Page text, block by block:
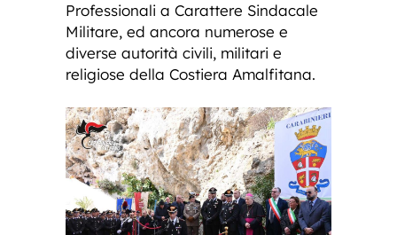
Professionali a Carattere Sindacale
Militare, ed ancora numerose e
diverse autorità civili, militari e
religiose della Costiera Amalfitana.